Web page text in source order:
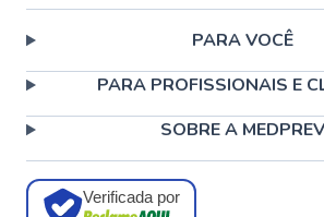
PARA VOCÊ
PARA PROFISSIONAIS E
SOBRE A MEDPREV
Verificada por